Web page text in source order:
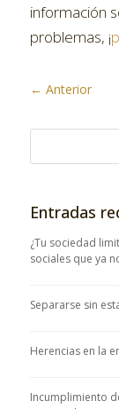
información
problemas, ¡
← Anterior
Entradas
¿Tu sociedad
sociales que ya
Separarse sin
Herencias en la
Incumplimiento